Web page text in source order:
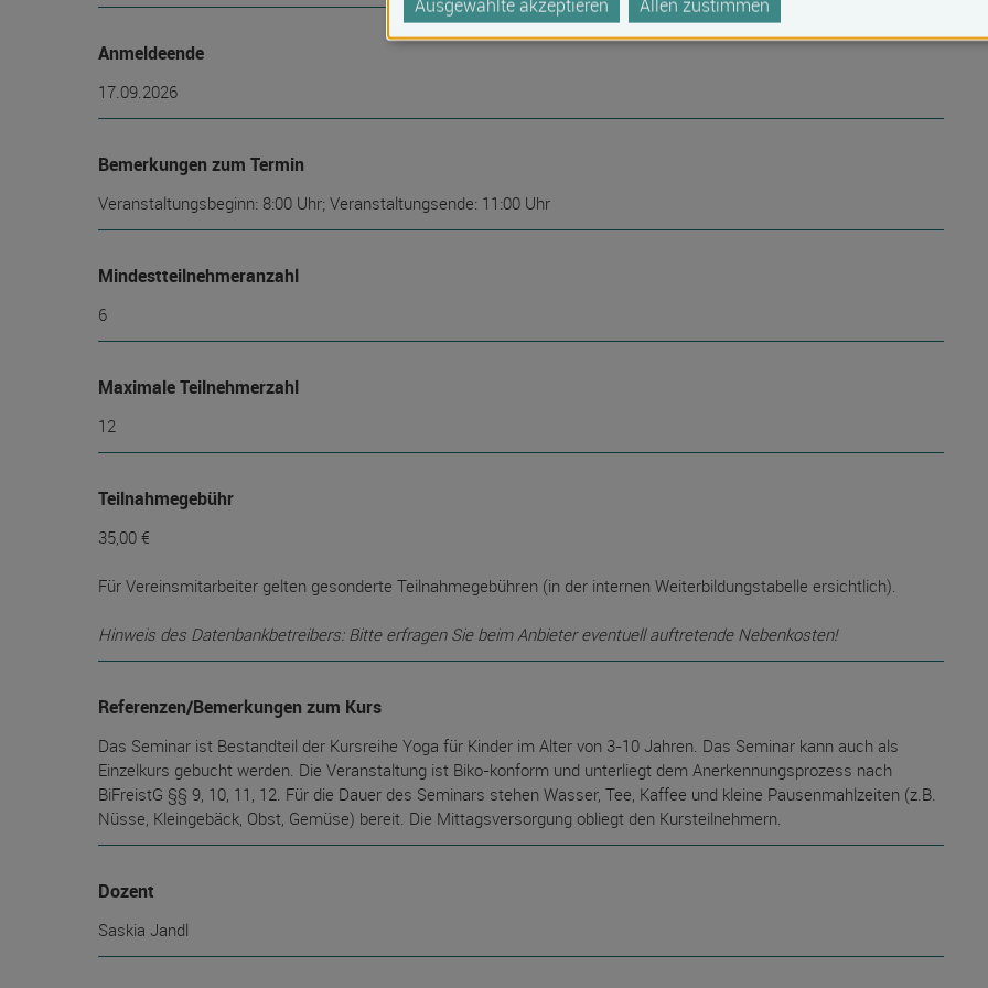
Anmeldeende
17.09.2026
Bemerkungen zum Termin
Veranstaltungsbeginn: 8:00 Uhr; Veranstaltungsende: 11:00 Uhr
Mindest­teilnehmer­anzahl
6
Maximale Teilnehmerzahl
12
Teilnahmegebühr
35,00 €
Für Vereinsmitarbeiter gelten gesonderte Teilnahmegebühren (in der internen Weiterbildungstabelle ersichtlich).
Hinweis des Datenbankbetreibers: Bitte erfragen Sie beim Anbieter eventuell auftretende Nebenkosten!
Referenzen/Bemerkungen zum Kurs
Das Seminar ist Bestandteil der Kursreihe Yoga für Kinder im Alter von 3-10 Jahren. Das Seminar kann auch als
Einzelkurs gebucht werden. Die Veranstaltung ist Biko-konform und unterliegt dem Anerkennungsprozess nach
BiFreistG §§ 9, 10, 11, 12. Für die Dauer des Seminars stehen Wasser, Tee, Kaffee und kleine Pausenmahlzeiten (z.B.
Nüsse, Kleingebäck, Obst, Gemüse) bereit. Die Mittagsversorgung obliegt den Kursteilnehmern.
Dozent
Saskia Jandl